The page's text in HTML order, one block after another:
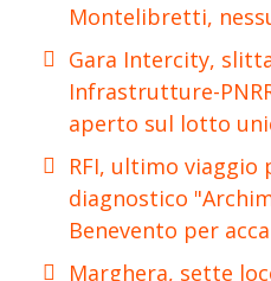
Montelibretti,
Gara Intercity,
Infrastrutture-
aperto sul lotto
RFI, ultimo viaggio
diagnostico
Benevento per
Marghera, sette